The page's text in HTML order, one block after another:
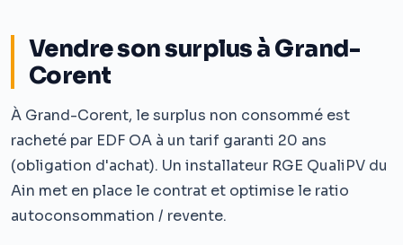
Vendre son surplus à Grand-
Corent
À Grand-Corent, le surplus non consommé est
racheté par EDF OA à un tarif garanti 20 ans
(obligation d'achat). Un installateur RGE QualiPV du
Ain met en place le contrat et optimise le ratio
autoconsommation / revente.